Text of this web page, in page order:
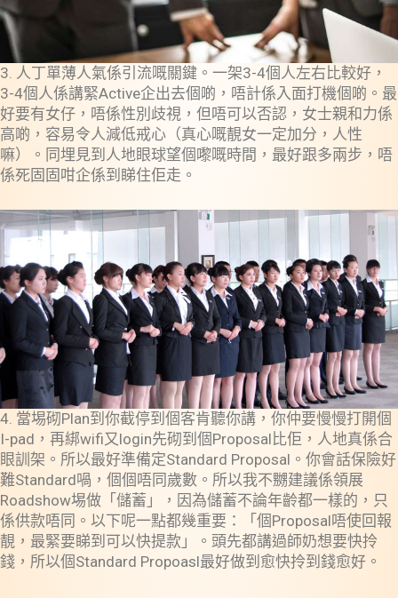
3. 人丁單薄人氣係引流嘅關鍵。一架3-4個人左右比較好，
3-4個人係講緊Active企出去個啲，唔計係入面打機個啲。最
好要有女仔，唔係性別歧視，但唔可以否認，女士親和力係
高啲，容易令人減低戒心（真心嘅靚女一定加分，人性
嘛）。同埋見到人地眼球望個嚟嘅時間，最好跟多兩步，唔
係死固固咁企係到睇住佢走。
4. 當埸砌Plan到你截停到個客肯聽你講，你仲要慢慢打開個
I-pad，再綁wifi又login先砌到個Proposal比佢，人地真係合
眼訓架。所以最好準備定Standard Proposal。你會話保險好
難Standard喎，個個唔同歲數。所以我不嬲建議係領展
Roadshow埸做「儲蓄」，因為儲蓄不論年齡都一樣的，只
係供款唔同。以下呢一點都幾重要：「個Proposal唔使回報
靚，最緊要睇到可以快提款」。頭先都講過師奶想要快拎
錢，所以個Standard Propoasl最好做到愈快拎到錢愈好。